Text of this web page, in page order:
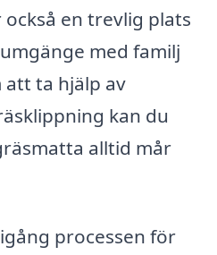
en trevlig plats
med familj
att ta hjälp av
kan du
alltid mår
processen för